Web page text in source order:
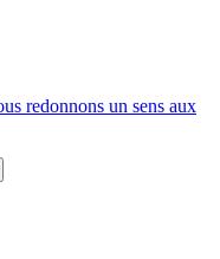
redonnons un sens aux